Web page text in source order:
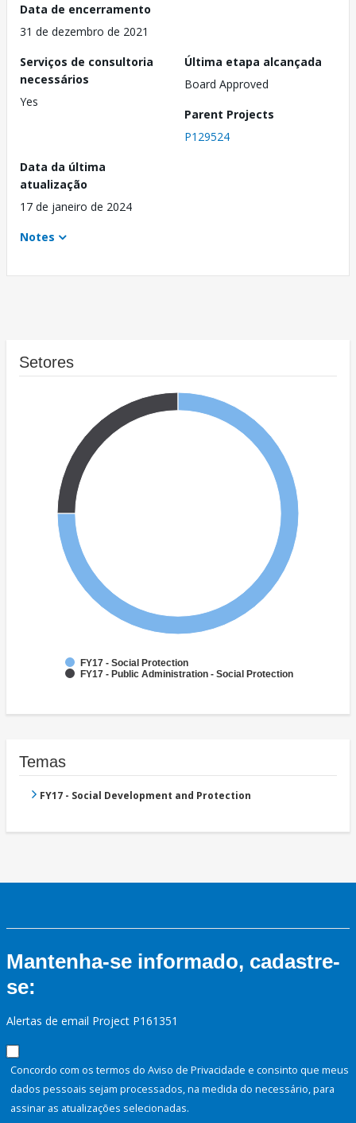
Data de encerramento
31 de dezembro de 2021
Serviços de consultoria
necessários
Yes
Última etapa alcançada
Board Approved
Parent Projects
P129524
Data da última
atualização
17 de janeiro de 2024
Notes
Setores
FY17 - Social Protection
FY17 - Public Administration - Social Protection
Temas
FY17 - Social Development and Protection
Mantenha-se informado, cadastre-
se:
Alertas de email Project P161351
Concordo com os termos do Aviso de Privacidade e consinto que meus
dados pessoais sejam processados, na medida do necessário, para
assinar as atualizações selecionadas.